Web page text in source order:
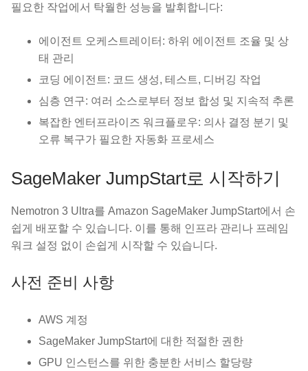
필요한 작업에서 탁월한 성능을 발휘합니다:
에이전트 오케스트레이터: 하위 에이전트 조율 및 상
태 관리
코딩 에이전트: 코드 생성, 테스트, 디버깅 작업
심층 연구: 여러 소스로부터 정보 합성 및 지속적 추론
복잡한 엔터프라이즈 워크플로우: 의사 결정 분기 및
오류 복구가 필요한 자동화 프로세스
SageMaker JumpStart로 시작하기
Nemotron 3 Ultra를 Amazon SageMaker JumpStart에서 손
쉽게 배포할 수 있습니다. 이를 통해 인프라 관리나 프레임
워크 설정 없이 손쉽게 시작할 수 있습니다.
사전 준비 사항
AWS 계정
SageMaker JumpStart에 대한 적절한 권한
GPU 인스턴스를 위한 충분한 서비스 할당량